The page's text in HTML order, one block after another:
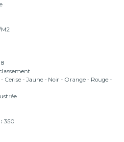
8
Cerise - Jaune - Noir - Orange - Rouge -
350